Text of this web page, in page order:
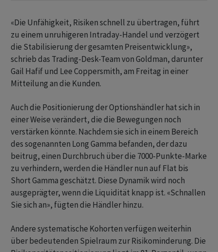
«Die Unfähigkeit, Risiken schnell zu übertragen, führt
zu einem unruhigeren Intraday-Handel und verzögert
die Stabilisierung der gesamten Preisentwicklung»,
schrieb das Trading-Desk-Team von Goldman, darunter
Gail Hafif und Lee Coppersmith, am Freitag in einer
Mitteilung an die Kunden.
Auch die Positionierung der Optionshändler hat sich in
einer Weise verändert, die die Bewegungen noch
verstärken könnte. Nachdem sie sich in einem Bereich
des sogenannten Long Gamma befanden, der dazu
beitrug, einen Durchbruch über die 7000-Punkte-Marke
zu verhindern, werden die Händler nun auf Flat bis
Short Gamma geschätzt. Diese Dynamik wird noch
ausgeprägter, wenn die Liquidität knapp ist. «Schnallen
Sie sich an», fügten die Händler hinzu.
Andere systematische Kohorten verfügen weiterhin
über bedeutenden Spielraum zur Risikominderung. Die